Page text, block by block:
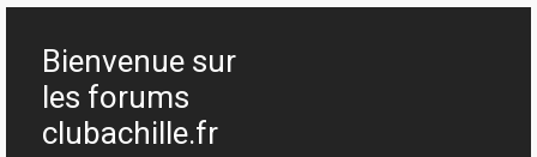
h
Bienvenue sur
les forums
clubachille.fr